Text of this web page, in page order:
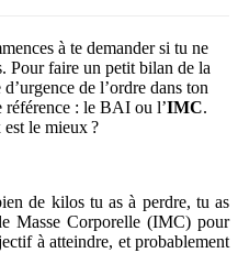
à te demander si tu ne
Pour faire un petit bilan de la
de l’ordre dans ton
référence : le BAI ou l’IMC.
le mieux ?
de kilos tu as à perdre, tu as
Masse Corporelle (IMC) pour
à atteindre, et probablement